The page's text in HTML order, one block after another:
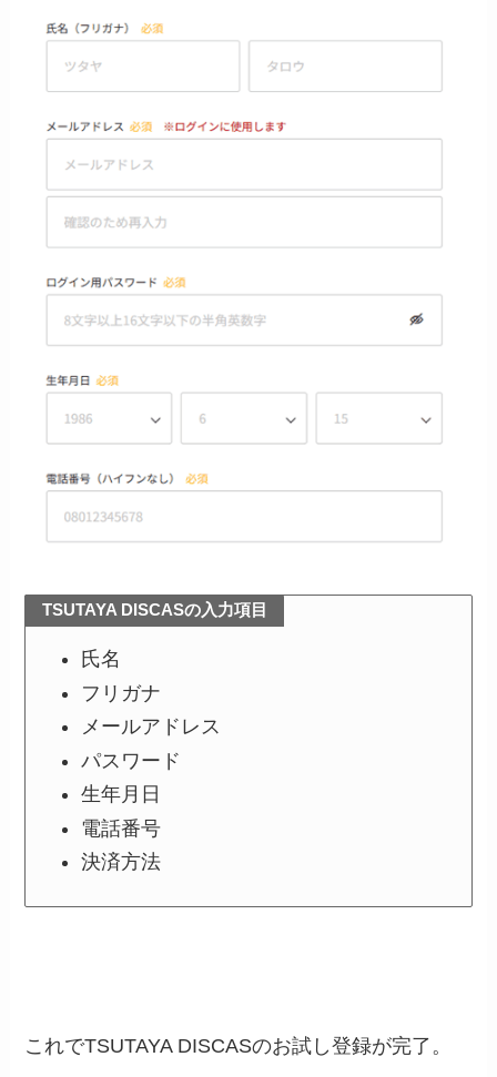
TSUTAYA DISCASの入力項目
氏名
フリガナ
メールアドレス
パスワード
生年月日
電話番号
決済方法
これでTSUTAYA DISCASのお試し登録が完了。